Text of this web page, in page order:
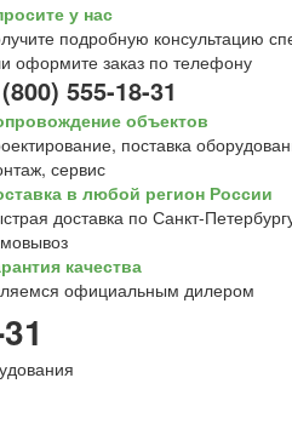
у нас
подробную консультацию
оформите заказ по телефону
555-18-31
объектов
поставка
сервис
в любой регион России
доставка по Санкт-
качества
официальным дилером